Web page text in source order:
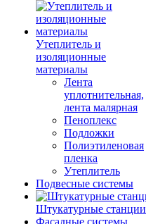
Утеплитель и
изоляционные
материалы
Лента
уплотнительная,
лента малярная
Пеноплекс
Подложки
Полиэтиленовая
пленка
Утеплитель
Подвесные системы
Штукатурные станции
Фасадные системы